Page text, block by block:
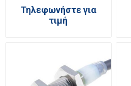
Τηλεφωνήστε για
τιμή